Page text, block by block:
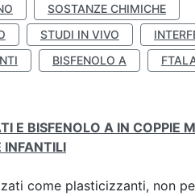
SOSTANZE CHIMICHE
STUDI IN VIVO
BISFENOLO A
E BISFENOLO A IN COPPIE
INFANTILI
come plasticizzanti, non